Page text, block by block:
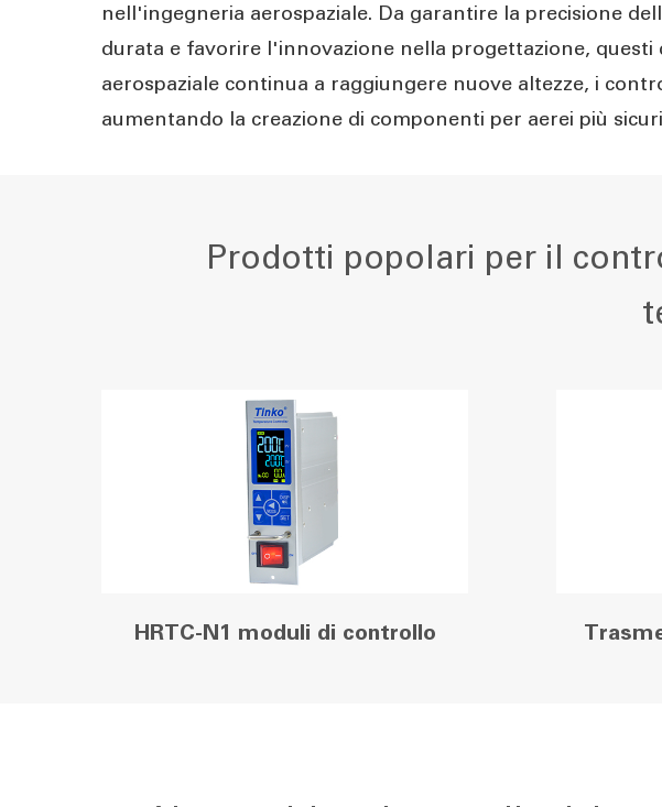
nell'ingegneria aerospaziale. Da garantire la precisione
durata e favorire l'innovazione nella progettazione,
aerospaziale continua a raggiungere nuove altezze, i
aumentando la creazione di componenti per aerei più
Prodotti popolari per il
HRTC-N1 moduli di controllo